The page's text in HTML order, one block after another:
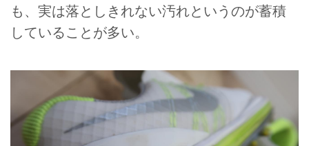
も、実は落としきれない汚れというのが蓄積
していることが多い。